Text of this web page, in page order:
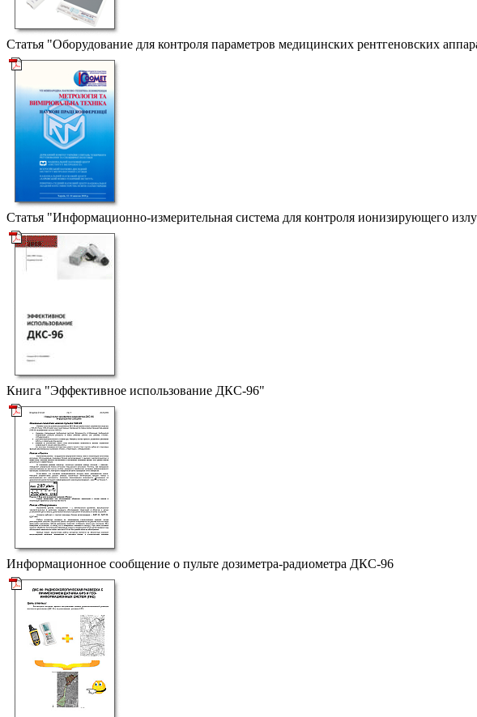
Статья "Оборудование для контроля параметров медицинских рентгеновских
Статья "Информационно-измерительная система для контроля ионизирующего
Книга "Эффективное использование ДКС-96"
Информационное сообщение о пульте дозиметра-радиометра ДКС-96